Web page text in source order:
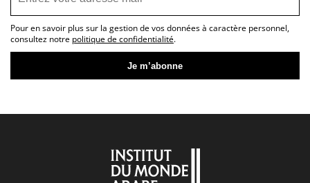
Pour en savoir plus sur la gestion de vos données à caractère personnel,
consultez notre politique de confidentialité.